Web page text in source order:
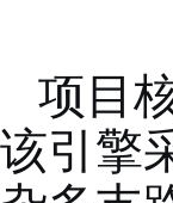
项目
该引擎